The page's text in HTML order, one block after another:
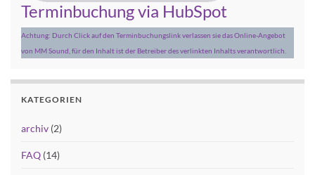
Terminbuchung via HubSpot
Achtung: Durch Click auf den Terminbuchungslink verlassen sie das Online-Angebot
von MM Sound, für den Inhalt ist der Betreiber des verlinkten Inhalts verantwortlich.
KATEGORIEN
archiv (2)
FAQ (14)